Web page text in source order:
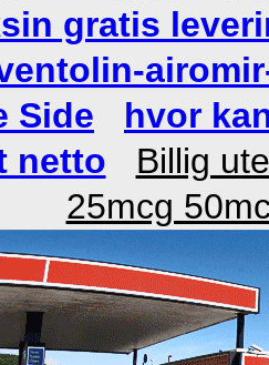
gratis
Side
hvor
netto
Billig
25mcg